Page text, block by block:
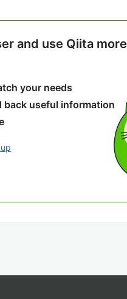
and use Qiita more
your needs
back useful information